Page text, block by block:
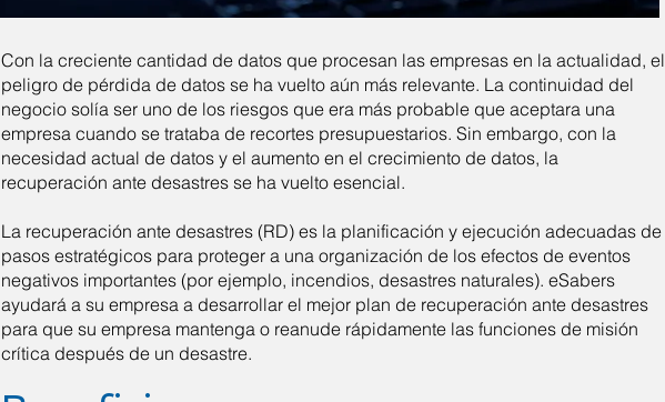
Con la creciente cantidad de datos que procesan las empresas en la actualidad, el
peligro de pérdida de datos se ha vuelto aún más relevante. La continuidad del
negocio solía ser uno de los riesgos que era más probable que aceptara una
empresa cuando se trataba de recortes presupuestarios. Sin embargo, con la
necesidad actual de datos y el aumento en el crecimiento de datos, la
recuperación ante desastres se ha vuelto esencial.
La recuperación ante desastres (RD) es la planificación y ejecución adecuadas de
pasos estratégicos para proteger a una organización de los efectos de eventos
negativos importantes (por ejemplo, incendios, desastres naturales). eSabers
ayudará a su empresa a desarrollar el mejor plan de recuperación ante desastres
para que su empresa mantenga o reanude rápidamente las funciones de misión
crítica después de un desastre.